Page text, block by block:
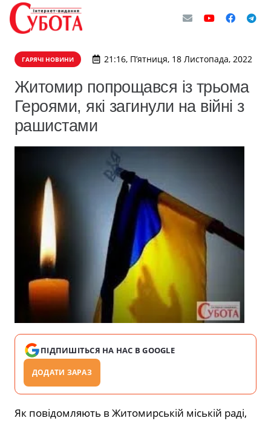
ГАРЯЧІ НОВИНИ 21:16, П’ятниця, 18 Листопада, 2022
Житомир попрощався із трьома
Героями, які загинули на війні з
рашистами
ПІДПИШІТЬСЯ НА НАС В GOOGLE
ДОДАТИ ЗАРАЗ
Як повідомляють в Житомирській міській раді,